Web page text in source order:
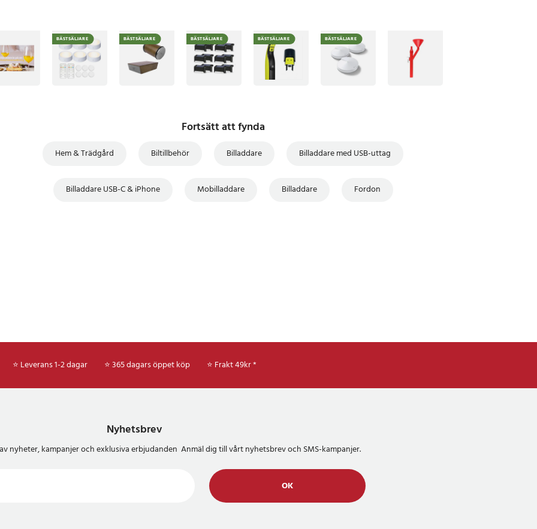
BÄSTSÄLJARE BÄSTSÄLJARE BÄSTSÄLJARE BÄSTSÄLJARE BÄSTSÄLJARE
Fortsätt att fynda
Hem & Trädgård Biltillbehör Billaddare Billaddare med USB-uttag
Billaddare USB-C & iPhone Mobilladdare Billaddare Fordon
⭐ Leverans 1-2 dagar ⭐ 365 dagars öppet köp ⭐ Frakt 49kr *
Nyhetsbrev
nyheter, kampanjer och exklusiva erbjudanden Anmäl dig till vårt nyhetsbrev och SMS-kampanjer.
OK